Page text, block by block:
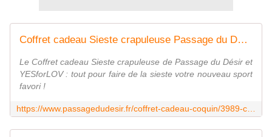
Coffret cadeau Sieste crapuleuse Passage du Désir X YESforLOV
Le Coffret cadeau Sieste crapuleuse de Passage du Désir et
YESforLOV : tout pour faire de la sieste votre nouveau sport
favori !